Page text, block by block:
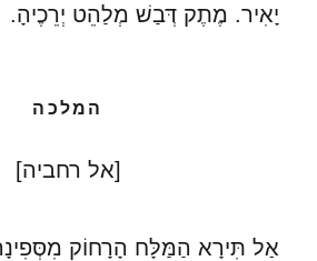
יָאִיר. מֶתֶק דְּבַשׁ מְלַהֵט יְרֵכֶיהָ.
המלכה
[אל רחביה]
אַל תִּירָא הַמַּלָּח הָרָחוֹק מִסְּפִינָה,